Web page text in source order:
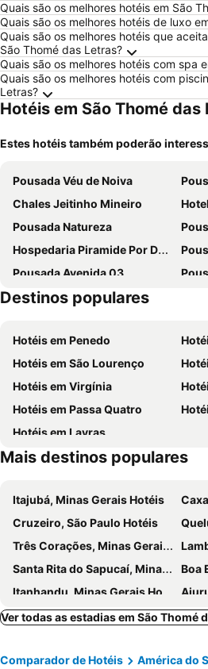
Quais são os melhores hotéis em São
Quais são os melhores hotéis de luxo
Quais são os melhores hotéis que
São Thomé das Letras?
Quais são os melhores hotéis com spa
Quais são os melhores hotéis com
Letras?
Hotéis em São Thomé das
Estes hotéis também poderão
Pousada Véu de Noiva
Chales Jeitinho Mineiro
Pousada Natureza
Hospedaria Piramide Por Do Sol
Pousada Avenida 03
Destinos populares
Hotéis em Penedo
Hotéis em São Lourenço
Hotéis em Virgínia
Hotéis em Passa Quatro
Hotéis em Lavras
Mais destinos populares
Itajubá, Minas Gerais Hotéis
Cruzeiro, São Paulo Hotéis
Três Corações, Minas Gerais Hotéis
Santa Rita do Sapucaí, Minas Gerais Hotéis
Boa
Itanhandu, Minas Gerais Hotéis
Itamonte, Minas Gerais Hotéis
Três
Carrancas, Minas Gerais Hotéis
Ver todas as estadias em São Thomé
Comparador de Hotéis América do